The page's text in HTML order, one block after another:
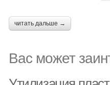
читать дальше →
Вас может